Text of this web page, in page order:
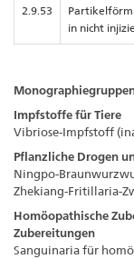
2.9.53
in nicht
Impfstoffe für Tiere
Vibriose-Impfstoff
Pflanzliche Drogen
Ningpo-
Zhekiang-Fritillaria-
Homöopathische
Zubereitungen
Sanguinaria für